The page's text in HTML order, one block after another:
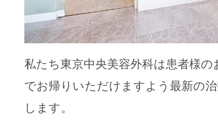
私たち東京中央美容外科は患者様
でお帰りいただけますよう最新の
します。